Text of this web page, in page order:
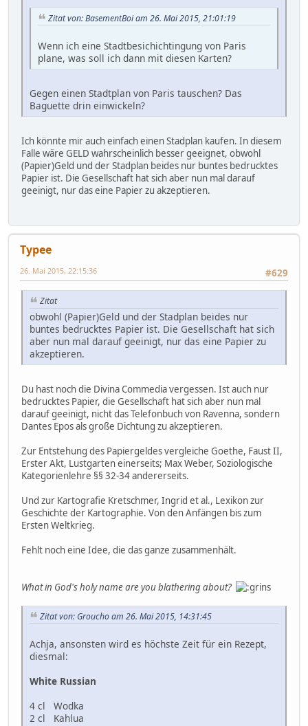
Zitat von: BasementBoi am 26. Mai 2015, 21:01:19
Wenn ich eine Stadtbesichichtingung von Paris
plane, was soll ich dann mit diesen Karten?
Gegen einen Stadtplan von Paris tauschen? Das
Baguette drin einwickeln?
Ich könnte mir auch einfach einen Stadplan kaufen. In diesem
Falle wäre GELD wahrscheinlich besser geeignet, obwohl
(Papier)Geld und der Stadplan beides nur buntes bedrucktes
Papier ist. Die Gesellschaft hat sich aber nun mal darauf
geeinigt, nur das eine Papier zu akzeptieren.
Typee
#629
26. Mai 2015, 22:15:36
Zitat
obwohl (Papier)Geld und der Stadplan beides nur
buntes bedrucktes Papier ist. Die Gesellschaft hat sich
aber nun mal darauf geeinigt, nur das eine Papier zu
akzeptieren.
Du hast noch die Divina Commedia vergessen. Ist auch nur
bedrucktes Papier, die Gesellschaft hat sich aber nun mal
darauf geeinigt, nicht das Telefonbuch von Ravenna, sondern
Dantes Epos als große Dichtung zu akzeptieren.
Zur Entstehung des Papiergeldes vergleiche Goethe, Faust II,
Erster Akt, Lustgarten einerseits; Max Weber, Soziologische
Kategorienlehre §§ 32-34 andererseits.
Und zur Kartografie Kretschmer, Ingrid et al., Lexikon zur
Geschichte der Kartographie. Von den Anfängen bis zum
Ersten Weltkrieg.
Fehlt noch eine Idee, die das ganze zusammenhält.
What in God's holy name are you blathering about?
Zitat von: Groucho am 26. Mai 2015, 14:31:45
Achja, ansonsten wird es höchste Zeit für ein Rezept,
diesmal:
White Russian
4 cl Wodka
2 cl Kahlua